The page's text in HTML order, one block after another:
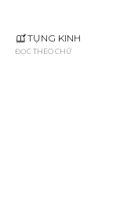
Nam
Phật Pháp
TỤNG KINH
ĐỌC THEO CHỮ